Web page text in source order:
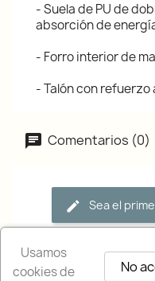
- Suela de PU de
absorción de
- Forro interior de
- Talón con
Comentarios (0)
Sea el
Usamos
cookies de
No